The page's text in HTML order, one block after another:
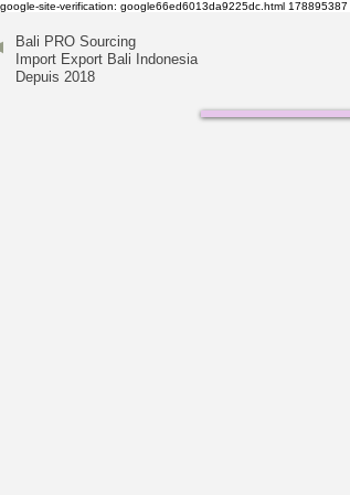
google-site-verification: google66ed6013da9225dc.html 178895387
Bali PRO Sourcing
Import Export Bali Indonesia
Depuis 2018